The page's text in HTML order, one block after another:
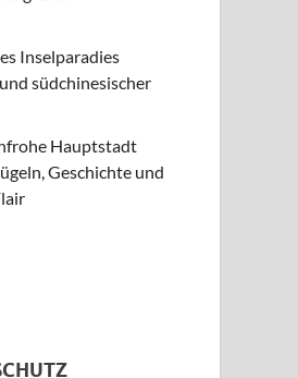
Inselparadies
südchinesischer
Hauptstadt
Geschichte und